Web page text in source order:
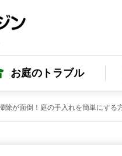
お庭のトラブル
除が面倒！庭の手入れを簡単にする